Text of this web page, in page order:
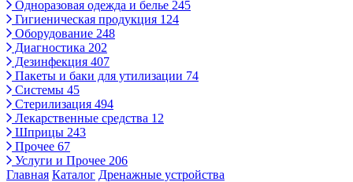
Одноразовая одежда и белье 245
Гигиеническая продукция 124
Оборудование 248
Диагностика 202
Дезинфекция 407
Пакеты и баки для утилизации 74
Системы 45
Стерилизация 494
Лекарственные средства 12
Шприцы 243
Прочее 67
Услуги и Прочее 206
Главная Каталог Дренажные устройства